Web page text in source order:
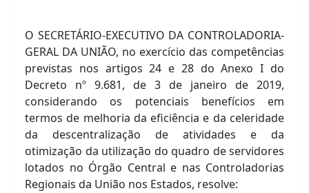
O SECRETÁRIO-EXECUTIVO DA CONTROLADORIA-
GERAL DA UNIÃO, no exercício das competências
previstas nos artigos 24 e 28 do Anexo I do
Decreto nº 9.681, de 3 de janeiro de 2019,
considerando os potenciais benefícios em
termos de melhoria da eficiência e da celeridade
da descentralização de atividades e da
otimização da utilização do quadro de servidores
lotados no Órgão Central e nas Controladorias
Regionais da União nos Estados, resolve: